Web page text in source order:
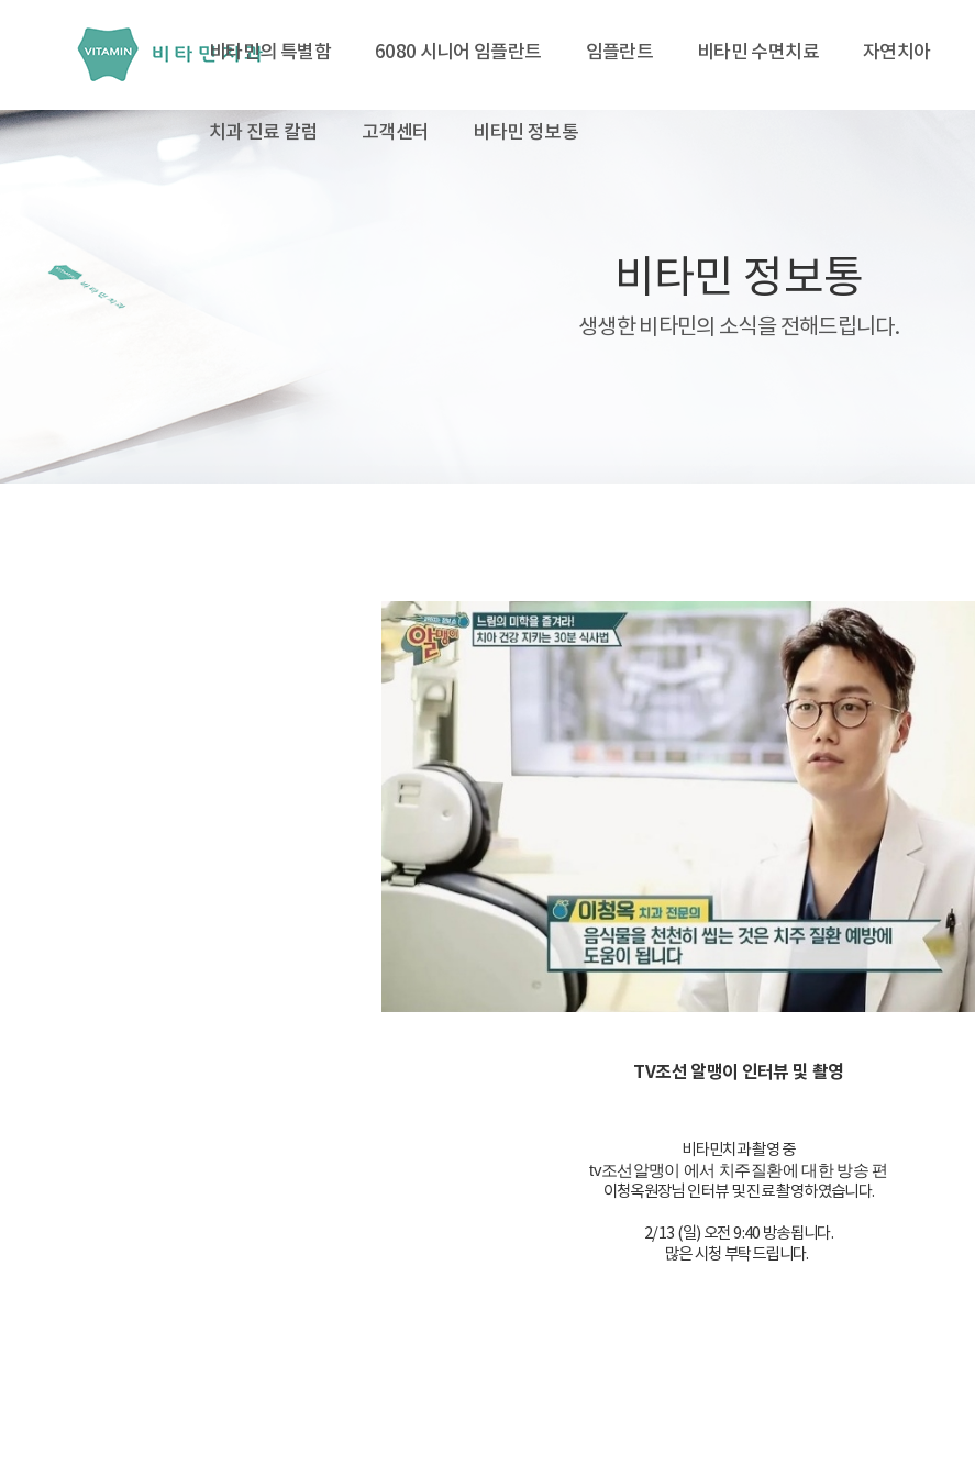
비타민의 특별함 6080 시니어 임플란트 임플란트 비타민 수면치료 자연치아
치과 진료 칼럼 고객센터 비타민 정보통
비타민 정보통
생생한 비타민의 소식을 전해드립니다.
TV조선 알맹이 인터뷰 및 촬영
비타민치과 촬영 중
tv조선알맹이 에서 치주질환에 대한 방송 편
이청옥원장님 인터뷰 및 진료 촬영하였습니다.
2/13 (일) 오전 9:40 방송됩니다.
많은 시청 부탁드립니다.